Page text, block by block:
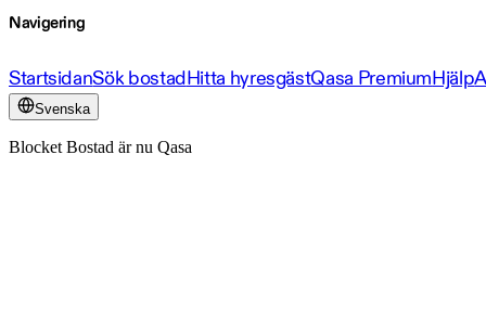
Navigering
StartsidanSök bostadHitta hyresgästQasa PremiumHjälp
Svenska
Blocket Bostad är nu Qasa